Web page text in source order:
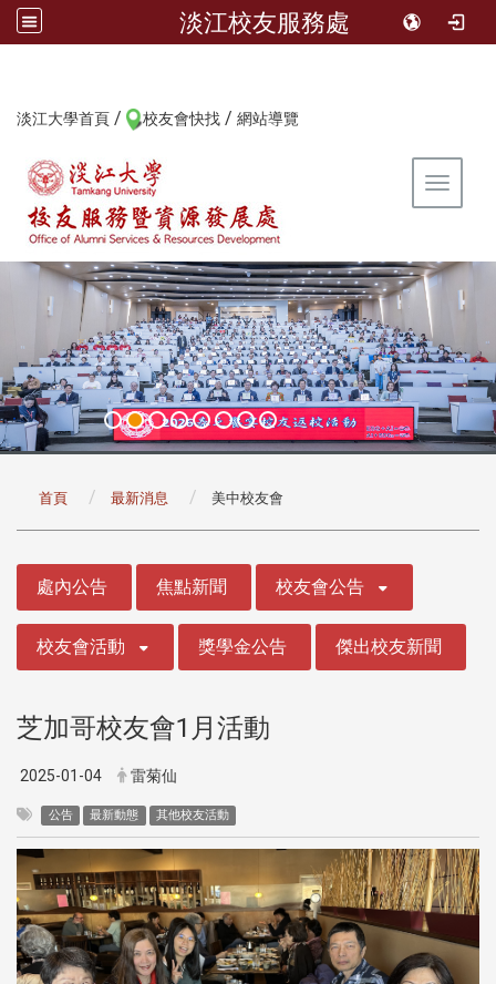
淡江校友服務處
淡江大學首頁 / 校友會快找 / 網站導覽
Toggle
首頁 最新消息 美中校友會
處內公告 焦點新聞 校友會公告
校友會活動 獎學金公告 傑出校友新聞
芝加哥校友會1月活動
2025-01-04 雷菊仙
公告 最新動態 其他校友活動